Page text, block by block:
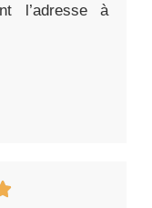
l’adresse à